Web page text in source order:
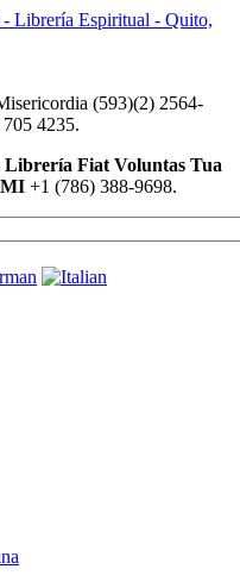
(593)(2) 2564-
4235.
+1 (786) 388-9698.